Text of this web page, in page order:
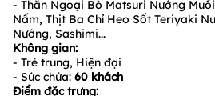
- Thăn Ngoại Bò Matsuri Nướng
Nấm, Thịt Ba Chỉ Heo Sốt Teriyaki
Nướng, Sashimi...
Không gian:
- Trẻ trung, Hiện đại
- Sức chứa: 60 khách
Điểm đặc trưng: